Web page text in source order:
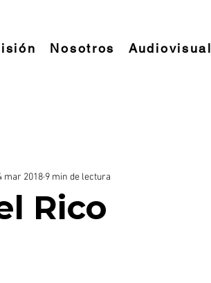
Nosotros Audiovisual
Rico
mar 2018 9 min de lectura